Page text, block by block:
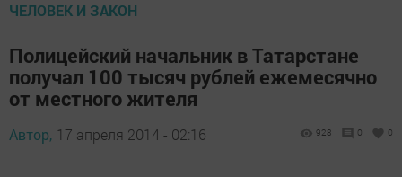
ЧЕЛОВЕК И ЗАКОН
Полицейский начальник в Татарстане
получал 100 тысяч рублей ежемесячно
от местного жителя
Автор, 17 апреля 2014 - 02:16 928 0 0